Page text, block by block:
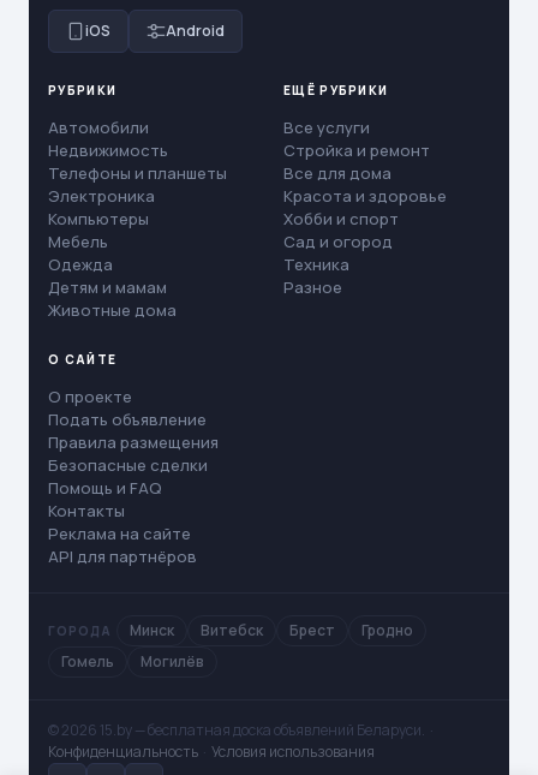
iOS Android
РУБРИКИ
Автомобили
Недвижимость
Телефоны и планшеты
Электроника
Компьютеры
Мебель
Одежда
Детям и мамам
Животные дома
ЕЩЁ РУБРИКИ
Все услуги
Стройка и ремонт
Все для дома
Красота и здоровье
Хобби и спорт
Сад и огород
Техника
Разное
О САЙТЕ
О проекте
Подать объявление
Правила размещения
Безопасные сделки
Помощь и FAQ
Контакты
Реклама на сайте
API для партнёров
ГОРОДА Минск Витебск Брест
Гродно
Гомель
Могилёв
© 2026 15.by — бесплатная доска объявлений Беларуси. ·
Конфиденциальность · Условия использования